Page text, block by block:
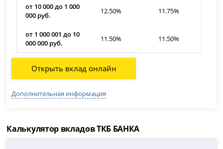
от 10 000 до 1 000
000 руб.
12.50% 11.75%
от 1 000 001 до 10
000 000 руб.
11.50% 11.50%
Открыть вклад онлайн
Дополнительная информация
Калькулятор вкладов ТКБ БАНКА